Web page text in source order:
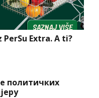
PerSu Extra. A ti?
политичких